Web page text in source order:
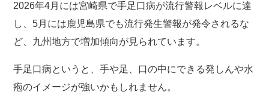
2026年4月には宮崎県で手足口病が流行警報レベルに達
し、5月には鹿児島県でも流行発生警報が発令されるな
ど、九州地方で増加傾向が見られています。
手足口病というと、手や足、口の中にできる発しんや水
疱のイメージが強いかもしれません。